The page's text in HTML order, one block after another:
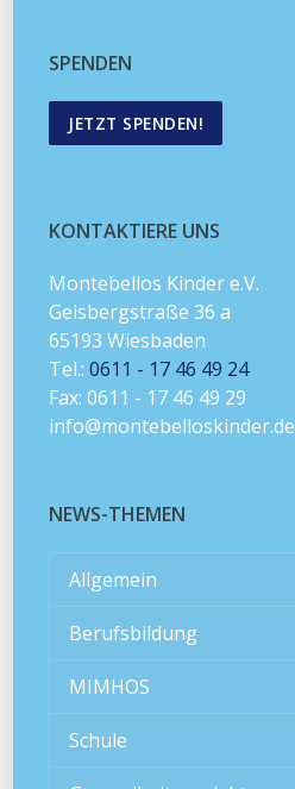
SPENDEN
JETZT SPENDEN!
KONTAKTIERE UNS
Montebellos Kinder e.V.
Geisbergstraße 36 a
65193 Wiesbaden
Tel.:0611 - 17 46 49 24
Fax: 0611 - 17 46 49 29
info@montebelloskinder.de
NEWS-THEMEN
Allgemein
Berufsbildung
MIMHOS
Schule